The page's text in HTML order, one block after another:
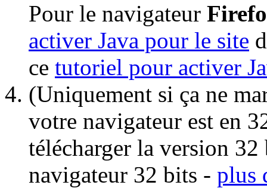
Pour le navigateur
activer Java pour le site
ce tutoriel pour activer
(Uniquement si ça ne
votre navigateur est en
télécharger la version
navigateur 32 bits - plus